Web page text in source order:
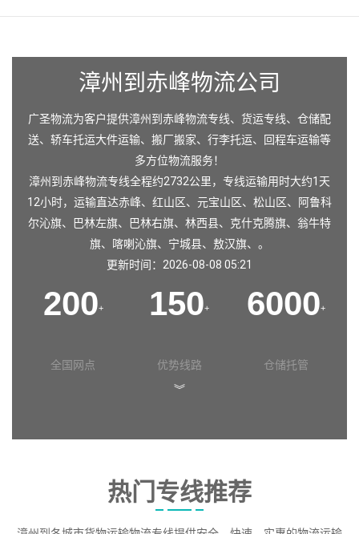
漳州到赤峰物流公司
广圣物流为客户提供漳州到赤峰物流专线、货运专线、仓储配
送、轿车托运大件运输、搬厂搬家、行李托运、回程车运输等
多方位物流服务！
漳州到赤峰物流专线全程约2732公里，专线运输用时大约1天
12小时，运输直达赤峰、 红山区、 元宝山区、 松山区、
阿鲁科
尔沁旗、 巴林左旗、 巴林右旗、 林西县、 克什克腾旗、 翁牛特
旗、 喀喇沁旗、 宁城县、 敖汉旗、。
更新时间：2026-08-08 05:21
200+
全国网点
150+
优势线路
6000+
仓储托管
︾
热门专线推荐